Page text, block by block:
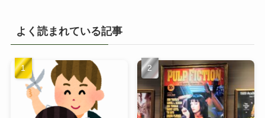
よく読まれている記事